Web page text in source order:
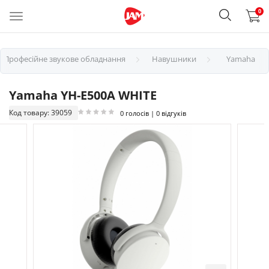
0
Професійне звукове обладнання Навушники Yamaha
Yamaha YH-E500A WHITE
Код товару: 39059 0 голосів | 0 відгуків